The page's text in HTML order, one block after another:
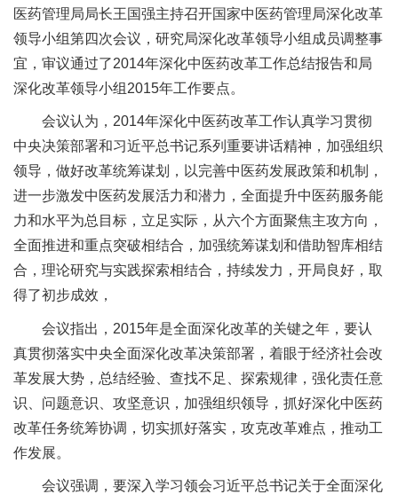
医药管理局局长王国强主持召开国家中医药管理局深化改革
领导小组第四次会议，研究局深化改革领导小组成员调整事
宜，审议通过了2014年深化中医药改革工作总结报告和局
深化改革领导小组2015年工作要点。
会议认为，2014年深化中医药改革工作认真学习贯彻
中央决策部署和习近平总书记系列重要讲话精神，加强组织
领导，做好改革统筹谋划，以完善中医药发展政策和机制，
进一步激发中医药发展活力和潜力，全面提升中医药服务能
力和水平为总目标，立足实际，从六个方面聚焦主攻方向，
全面推进和重点突破相结合，加强统筹谋划和借助智库相结
合，理论研究与实践探索相结合，持续发力，开局良好，取
得了初步成效，
会议指出，2015年是全面深化改革的关键之年，要认
真贯彻落实中央全面深化改革决策部署，着眼于经济社会改
革发展大势，总结经验、查找不足、探索规律，强化责任意
识、问题意识、攻坚意识，加强组织领导，抓好深化中医药
改革任务统筹协调，切实抓好落实，攻克改革难点，推动工
作发展。
会议强调，要深入学习领会习近平总书记关于全面深化